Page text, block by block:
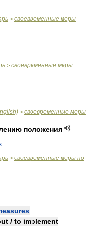
> своевременные меры
> своевременные меры
> своевременные меры
положения
> своевременные меры по
/ to implement